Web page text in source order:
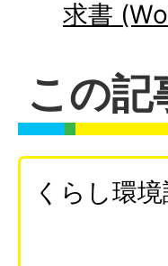
求書
この
くらし環